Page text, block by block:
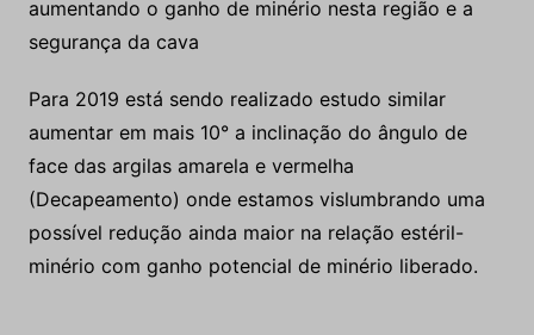
aumentar em mais 10° a inclinação do ângulo de
face das argilas amarela e vermelha
possível redução ainda maior na relação estéril-
minério com ganho potencial de minério liberado.
18. Referências Bibliográficas para
Elaboração do Estudo